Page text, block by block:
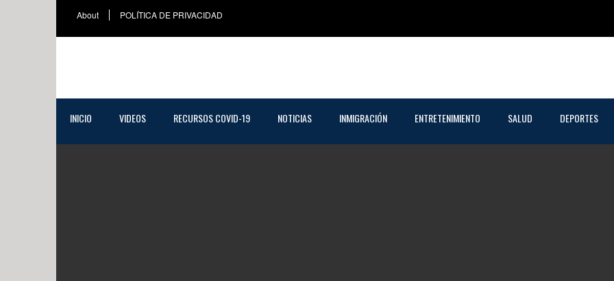
About POLÍTICA DE PRIVACIDAD
INICIO VIDEOS RECURSOS COVID-19 NOTICIAS INMIGRACIÓN ENTRETENIMIENTO SALUD DEPORTES